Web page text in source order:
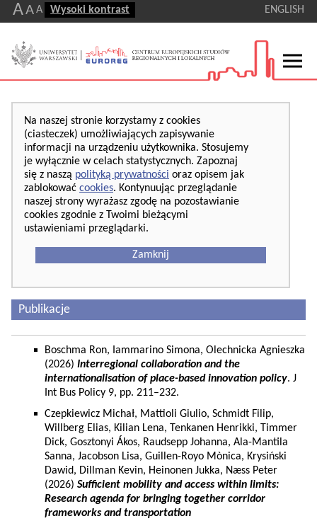
AA A Wysoki kontrast ENGLISH
Na naszej stronie korzystamy z cookies
(ciasteczek) umożliwiających zapisywanie
informacji na urządzeniu użytkownika. Stosujemy
je wyłącznie w celach statystycznych. Zapoznaj
się z naszą polityką prywatności oraz opisem jak
zablokować cookies. Kontynuując przeglądanie
naszej strony wyrażasz zgodę na pozostawianie
cookies zgodnie z Twoimi bieżącymi
ustawieniami przeglądarki.
Zamknij
Publikacje
Boschma Ron, Iammarino Simona, Olechnicka Agnieszka
(2026) Interregional collaboration and the
internationalisation of place-based innovation policy. J
Int Bus Policy 9, pp. 211–232.
Czepkiewicz Michał, Mattioli Giulio, Schmidt Filip,
Willberg Elias, Kilian Lena, Tenkanen Henrikki, Timmer
Dick, Gosztonyi Ákos, Raudsepp Johanna, Ala-Mantila
Sanna, Jacobson Lisa, Guillen-Royo Mònica, Krysiński
Dawid, Dillman Kevin, Heinonen Jukka, Næss Peter
(2026) Sufficient mobility and access within limits:
Research agenda for bringing together corridor
frameworks and transportation